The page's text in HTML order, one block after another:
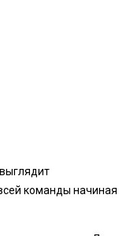
команды начиная